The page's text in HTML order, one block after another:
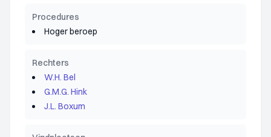
Procedures
Hoger beroep
Rechters
W.H. Bel
G.M.G. Hink
J.L. Boxum